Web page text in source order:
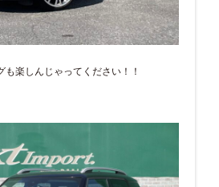
も楽しんじゃってください！！